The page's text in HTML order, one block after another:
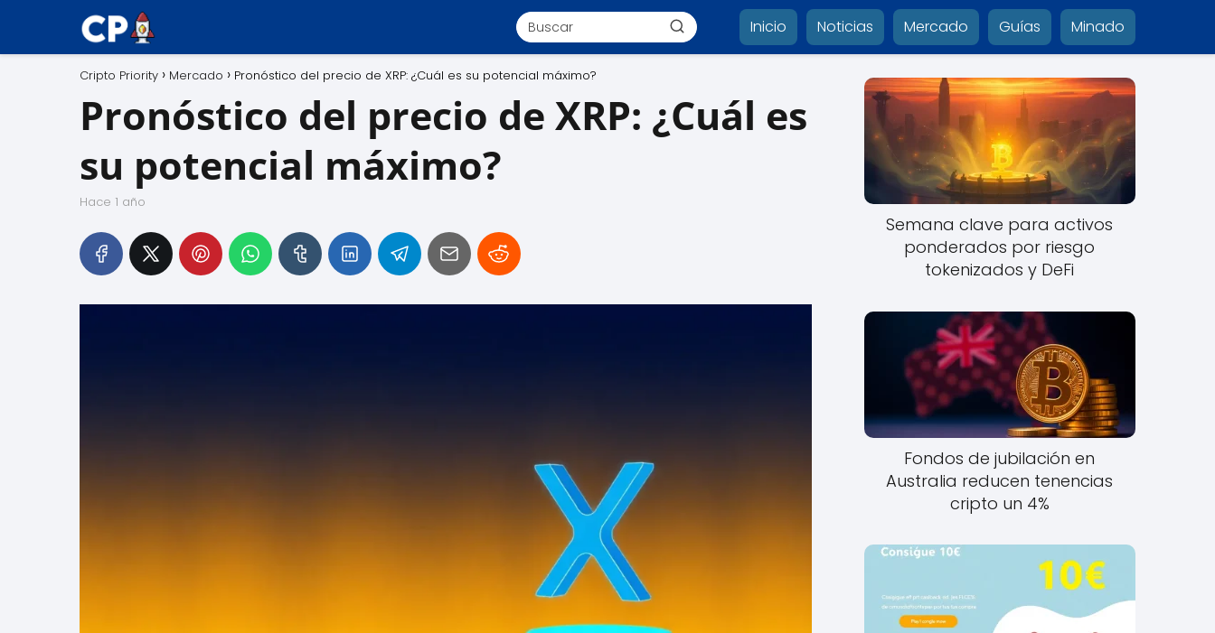
Inicio Noticias Mercado Guías Minado
Cripto Priority Mercado Pronóstico del precio de XRP: ¿Cuál es su potencial máximo?
Pronóstico del precio de XRP: ¿Cuál es
su potencial máximo?
hace 1 año
Semana clave para activos
ponderados por riesgo
tokenizados y DeFi
Fondos de jubilación en
Australia reducen tenencias
cripto un 4%